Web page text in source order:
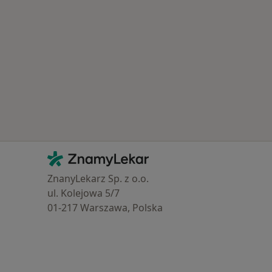
Kontakt
ZnamyLekar - Hlavní stránka
ZnanyLekarz Sp. z o.o.
ul. Kolejowa 5/7
01-217 Warszawa, Polska